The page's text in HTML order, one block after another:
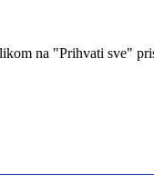
na "Prihvati sve"